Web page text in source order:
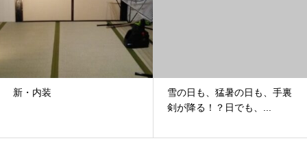
新・内装
雪の日も、猛暑の日も、手裏
剣が降る！？日でも、...